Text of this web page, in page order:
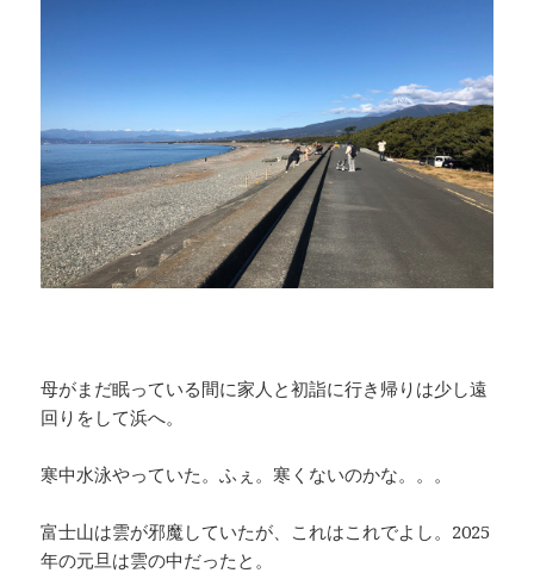
母がまだ眠っている間に家人と初詣に行き帰りは少し遠
回りをして浜へ。
寒中水泳やっていた。ふぇ。寒くないのかな。。。
富士山は雲が邪魔していたが、これはこれでよし。2025
年の元旦は雲の中だったと。